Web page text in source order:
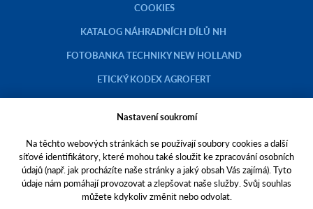
COOKIES
KATALOG NÁHRADNÍCH DÍLŮ NH
FOTOBANKA TECHNIKY NEW HOLLAND
ETICKÝ KODEX AGROFERT
Copyright © 2023 AGROTEC a.s.
Toto jsou internetové stránky společnosti AGROTEC a. s., se sídlem v
Hustopečích, Brněnská 74, PSČ 69301, IČO 00544957,
zapsané v OR vedeném Krajským soudem v Brně, oddíl B, vložka 138.
Nastavení soukromí
Na těchto webových stránkách se používají soubory cookies a další
síťové identifikátory, které mohou také sloužit ke zpracování osobních
údajů (např. jak procházíte naše stránky a jaký obsah Vás zajímá). Tyto
údaje nám pomáhají provozovat a zlepšovat naše služby. Svůj souhlas
můžete kdykoliv změnit nebo odvolat.